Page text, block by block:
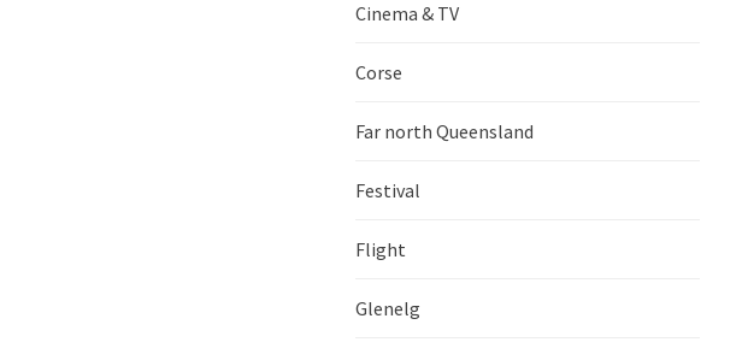
Cinema & TV
Corse
Far north Queensland
Festival
Flight
Glenelg